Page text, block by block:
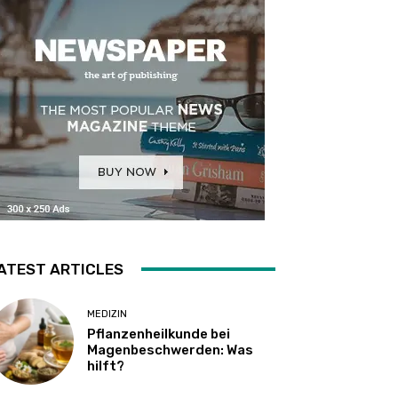
ARTICLES
MEDIZIN
Pflanzenheilkunde bei
Magenbeschwerden: Was
hilft?